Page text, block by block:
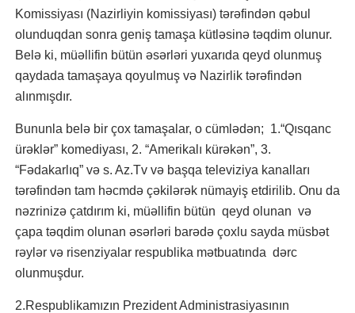
Komissiyası (Nazirliyin komissiyası) tərəfindən qəbul
olunduqdan sonra geniş tamaşa kütləsinə təqdim olunur.
Belə ki, müəllifin bütün əsərləri yuxarıda qeyd olunmuş
qaydada tamaşaya qoyulmuş və Nazirlik tərəfindən
alınmışdır.
Bununla belə bir çox tamaşalar, o cümlədən; 1.“Qısqanc
ürəklər” komediyası, 2. “Amerikalı kürəkən”, 3.
“Fədakarlıq” və s. Az.Tv və başqa televiziya kanalları
tərəfindən tam həcmdə çəkilərək nümayiş etdirilib. Onu da
nəzrinizə çatdırım ki, müəllifin bütün qeyd olunan və
çapa təqdim olunan əsərləri barədə çoxlu sayda müsbət
rəylər və risenziyalar respublika mətbuatında dərc
olunmuşdur.
2.Respublikamızın Prezident Administrasiyasının